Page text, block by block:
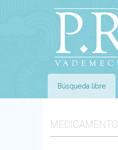
Búsqueda libre
MEDICAMENTO